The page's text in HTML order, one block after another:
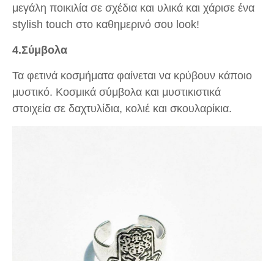
μεγάλη ποικιλία σε σχέδια και υλικά και χάρισε ένα
stylish touch στο καθημερινό σου look!
4.Σύμβολα
Τα φετινά κοσμήματα φαίνεται να κρύβουν κάποιο
μυστικό. Κοσμικά σύμβολα και μυστικιστικά
στοιχεία σε δαχτυλίδια, κολιέ και σκουλαρίκια.